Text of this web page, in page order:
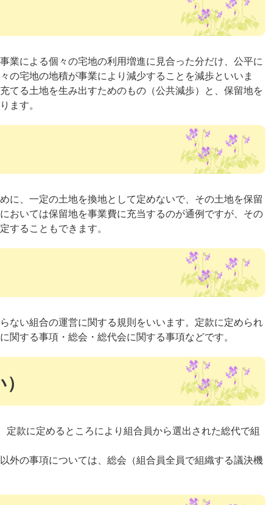
業による個々の宅地の利用増進に見合った分だけ、公平に
の宅地の地積が事業により減少することを減歩といいま
てる土地を生み出すためのもの（公共減歩）と、保留地を
ます。
に、一定の土地を換地として定めないで、その土地を保留
おいては保留地を事業費に充当するのが通例ですが、その
することもできます。
ない組合の運営に関する規則をいいます。定款に定められ
関する事項・総会・総代会に関する事項などです。
款に定めるところにより組合員から選出された総代で組
外の事項については、総会（組合員全員で組織する議決機